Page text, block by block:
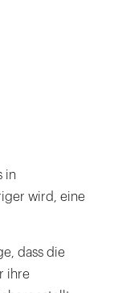
in
wird, eine
dass die
ihre